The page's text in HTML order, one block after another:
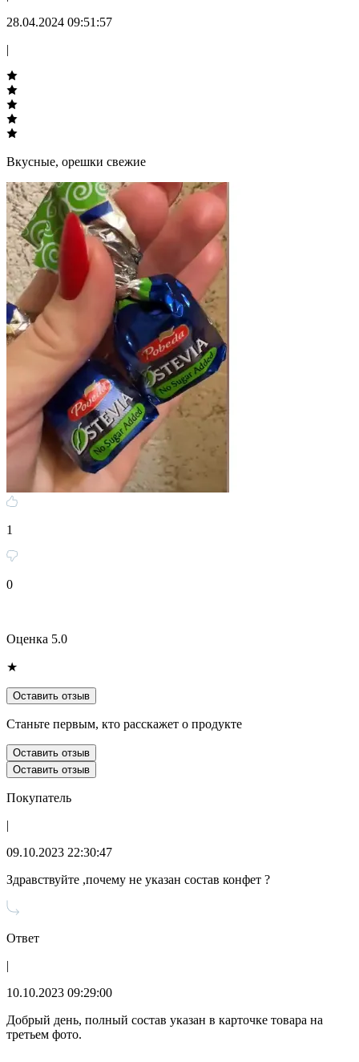
28.04.2024 09:51:57
|
Вкусные, орешки свежие
1
0
Оценка 5.0
★
Оставить отзыв
Станьте первым, кто расскажет о продукте
Оставить отзыв
Оставить отзыв
Покупатель
|
09.10.2023 22:30:47
Здравствуйте ,почему не указан состав конфет ?
Ответ
|
10.10.2023 09:29:00
Добрый день, полный состав указан в карточке товара на
третьем фото.